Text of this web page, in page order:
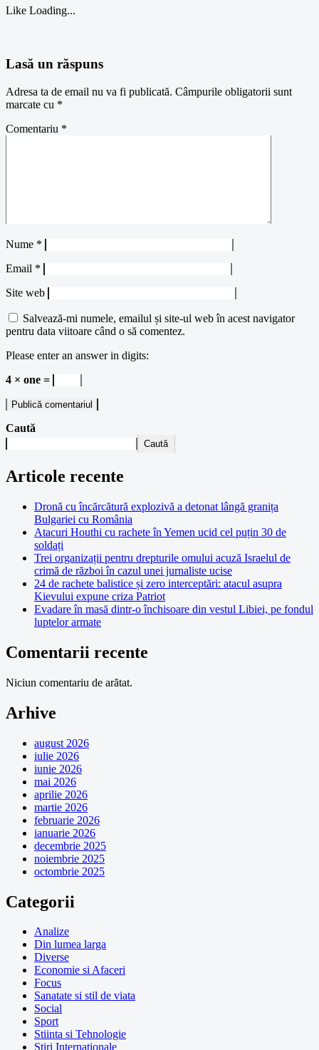
Like Loading...
Lasă un răspuns
Adresa ta de email nu va fi publicată. Câmpurile obligatorii sunt
marcate cu *
Comentariu *
Nume *
Email *
Site web
Salvează-mi numele, emailul și site-ul web în acest navigator
pentru data viitoare când o să comentez.
Please enter an answer in digits:
4 × one =
Caută
Caută
Articole recente
Dronă cu încărcătură explozivă a detonat lângă granița
Bulgariei cu România
Atacuri Houthi cu rachete în Yemen ucid cel puțin 30 de
soldați
Trei organizații pentru drepturile omului acuză Israelul de
crimă de război în cazul unei jurnaliste ucise
24 de rachete balistice și zero interceptări: atacul asupra
Kievului expune criza Patriot
Evadare în masă dintr-o închisoare din vestul Libiei, pe fondul
luptelor armate
Comentarii recente
Niciun comentariu de arătat.
Arhive
august 2026
iulie 2026
iunie 2026
mai 2026
aprilie 2026
martie 2026
februarie 2026
ianuarie 2026
decembrie 2025
noiembrie 2025
octombrie 2025
Categorii
Analize
Din lumea larga
Diverse
Economie si Afaceri
Focus
Sanatate si stil de viata
Social
Sport
Stiinta si Tehnologie
Stiri Internationale